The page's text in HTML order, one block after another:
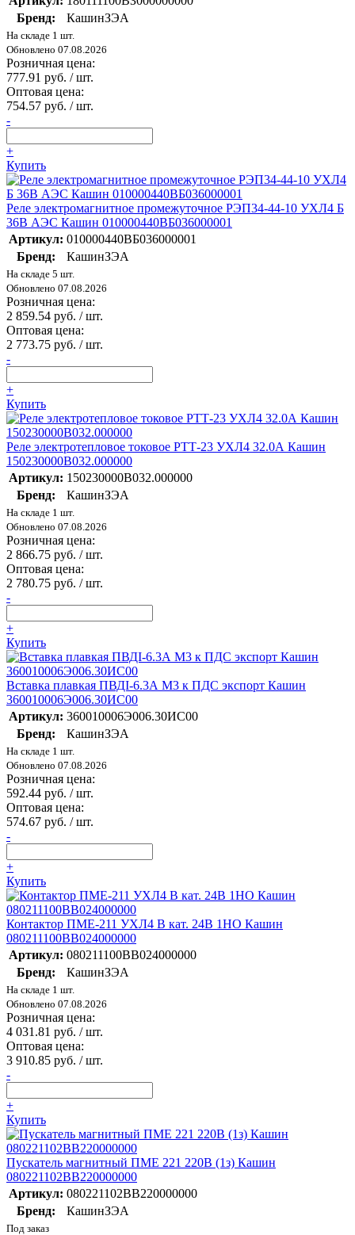
Бренд:
КашинЗЭА
На складе 1 шт.
Обновлено 07.08.2026
Розничная цена:
777.91 руб. / шт.
Оптовая цена:
754.57 руб. / шт.
-
+
Купить
Реле электромагнитное промежуточное РЭП34-44-10 УХЛ4 Б
36В АЭС Кашин 010000440ВБ036000001
Артикул: 010000440ВБ036000001
Бренд:
КашинЗЭА
На складе 5 шт.
Обновлено 07.08.2026
Розничная цена:
2 859.54 руб. / шт.
Оптовая цена:
2 773.75 руб. / шт.
-
+
Купить
Реле электротепловое токовое РТТ-23 УХЛ4 32.0А Кашин
150230000В032.000000
Артикул: 150230000В032.000000
Бренд:
КашинЗЭА
На складе 1 шт.
Обновлено 07.08.2026
Розничная цена:
2 866.75 руб. / шт.
Оптовая цена:
2 780.75 руб. / шт.
-
+
Купить
Вставка плавкая ПВДI-6.3А М3 к ПДС экспорт Кашин
360010006Э006.30ИС00
Артикул: 360010006Э006.30ИС00
Бренд:
КашинЗЭА
На складе 1 шт.
Обновлено 07.08.2026
Розничная цена:
592.44 руб. / шт.
Оптовая цена:
574.67 руб. / шт.
-
+
Купить
Контактор ПМЕ-211 УХЛ4 В кат. 24В 1НО Кашин
080211100ВВ024000000
Артикул: 080211100ВВ024000000
Бренд:
КашинЗЭА
На складе 1 шт.
Обновлено 07.08.2026
Розничная цена:
4 031.81 руб. / шт.
Оптовая цена:
3 910.85 руб. / шт.
-
+
Купить
Пускатель магнитный ПМЕ 221 220В (1з) Кашин
080221102ВВ220000000
Артикул: 080221102ВВ220000000
Бренд:
КашинЗЭА
Под заказ